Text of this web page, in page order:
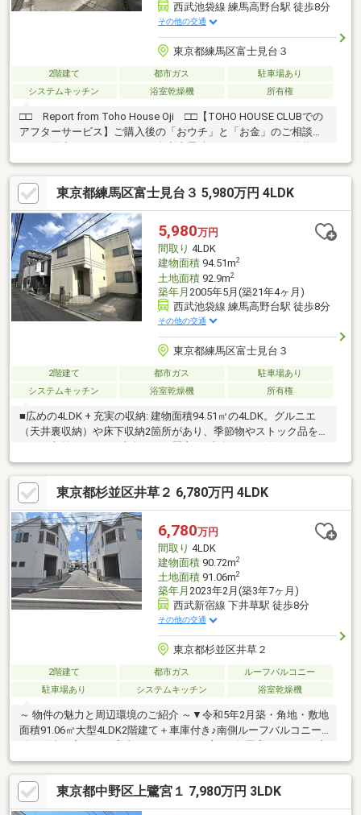
西武池袋線 練馬高野台駅 徒歩8分
その他の交通
東京都練馬区富士見台３
2階建て 都市ガス
駐車場あり
システムキッチン
浴室乾燥機 所有権
□□ Report from Toho House Oji □□【TOHO HOUSE CLUBでの
アフターサービス】ご購入後の「おウチ」と「お金」のご相談窓
相談、繰上返済のタイミング、各種保険の見直し・・・etc・おウ
チの設備保証や定期点検、駆け付けサービス・・・etc購入前のタ
イミングは勿論、購入後のご不安につきましてもご相談可能で
す！まずはお気軽に現地をご覧下さいませ。物件の詳細につい
て、ご見学希望のお客様は下記番号までお気軽にご連絡下さい。
お問い合わせ専用フリーダイヤル ： ０１２０－６６１－０４０
東京都練馬区富士見台３ 5,980万円 4LDK
5,980万円
間取り 4LDK
建物面積94.51m2
土地面積92.9m2
築年月 2005年5月(築21年4ヶ月)
西武池袋線 練馬高野台駅 徒歩8分
その他の交通
東京都練馬区富士見台３
2階建て 都市ガス
駐車場あり
システムキッチン
浴室乾燥機 所有権
■広めの4LDK + 充実の収納: 建物面積94.51㎡の4LDK。グルニエ
（天井裏収納）や床下収納2箇所があり、季節物やストック品をす
り、日当たり・風通しが配慮されていますカースペース: 敷地内に
駐車1台が可能です■建物インスペクション実施済: 2026年7月に専
門家による建物調査（インスペクション）を実施済みのため、建
物の状態を把握して安心して検討できます■室内リフォーム・ク
リーニング済: 2026年7月にリビング壁紙の一部貼り替え、2026年
8月にハウスクリーニングを実施済みです
東京都杉並区井草２ 6,780万円 4LDK
6,780万円
間取り 4LDK
建物面積90.72m2
土地面積91.06m2
築年月 2023年2月(築3年7ヶ月)
西武新宿線 下井草駅 徒歩8分
その他の交通
東京都杉並区井草２
2階建て 都市ガス
ルーフバルコニー
駐車場あり
システムキッチン 浴室乾燥機
～ 物件の魅力と周辺環境のご紹介 ～▼令和5年2月築・角地・敷地
面積91.06㎡大型4LDK2階建て＋車庫付き♪南側ルーフバルコニー
納付き！また広い小屋裏収納もあります！▼太陽光パネル設置・
設備充実した築浅戸建て！周辺環境学校、スーパー、駅など徒歩
10分圏内生活便利な環境とても魅力的です♪＊住宅ローン無料相
談受付中＊『転職したばかりの方』や『外国人の方』でも、まず
東京都中野区上鷺宮１ 7,980万円 3LDK